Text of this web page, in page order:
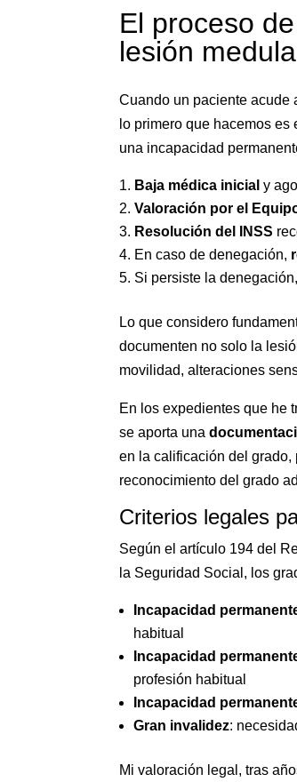
El proceso
lesión
Cuando un paciente acude
lo primero que hacemos
una incapacidad
Baja médica inicial y
Valoración por el
Resolución del INSS
En caso de denegación,
Si persiste la
Lo que considero
documenten no solo la
movilidad, alteraciones
En los expedientes que he
se aporta una
en la calificación del grado,
reconocimiento del grado
Criterios legales
Según el artículo 194 del
la Seguridad Social, los
Incapacidad
habitual
Incapacidad
profesión habitual
Incapacidad
Gran invalidez:
Mi valoración legal, tras